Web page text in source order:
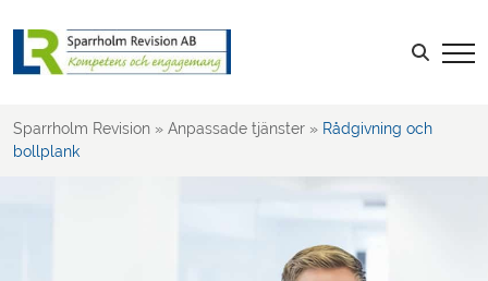
LOGGA IN
Sök efter:
Sparrholm Revision » Anpassade tjänster » Rådgivning och
bollplank